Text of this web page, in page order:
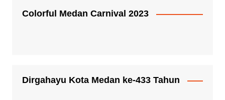
Colorful Medan Carnival 2023
Dirgahayu Kota Medan ke-433 Tahun